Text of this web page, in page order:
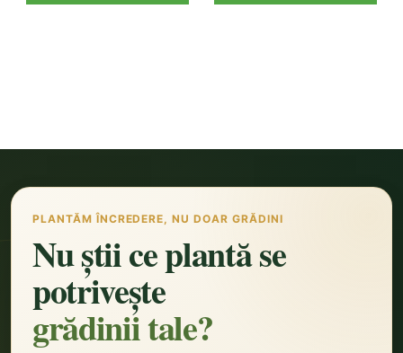
PLANTĂM ÎNCREDERE, NU DOAR GRĂDINI
Nu știi ce plantă se
potrivește
grădinii tale?